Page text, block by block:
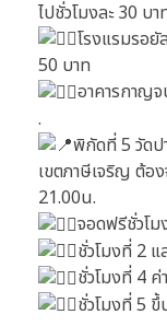
ไปชั่วโมงละ 30 บา
โรงแรมรอยั
50 บาท
อาคารกาญจ
.
พิกัดที่ 5 วัดป
เขตภาษีเจริญ ต้อ
21.00น.
จอดฟรีชั่วโม
ชั่วโมงที่ 2 แ
ชั่วโมงที่ 4 ค่
ชั่วโมงที่ 5 ขึ้